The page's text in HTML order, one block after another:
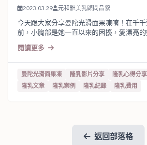
2023.03.29 元和雅美乳顧問品縈
今天跟大家分享曼陀光滑面果凍唷！在千
前，小胸部是她一直以來的困擾，愛漂亮
閱讀更多
曼陀光滑面果凍 隆乳影片分享 隆乳心得分享
隆乳文章
隆乳案例 隆乳紀錄 隆乳費用
返回部落格